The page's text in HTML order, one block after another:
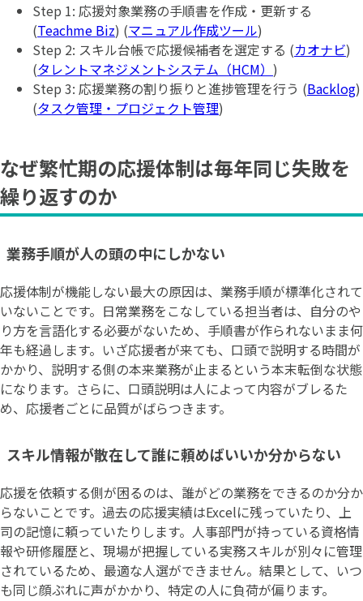
Step 1: 応援対象業務の手順書を作成・更新する
(Teachme Biz) (マニュアル作成ツール)
Step 2: スキル台帳で応援候補者を選定する (カオナビ)
(タレントマネジメントシステム（HCM） )
Step 3: 応援業務の割り振りと進捗管理を行う (Backlog)
(タスク管理・プロジェクト管理)
なぜ繁忙期の応援体制は毎年同じ失敗を
繰り返すのか
業務手順が人の頭の中にしかない
応援体制が機能しない最大の原因は、業務手順が標準化されて
いないことです。日常業務をこなしている担当者は、自分のや
り方を言語化する必要がないため、手順書が作られないまま何
年も経過します。いざ応援者が来ても、口頭で説明する時間が
かかり、説明する側の本来業務が止まるという本末転倒な状態
になります。さらに、口頭説明は人によって内容がブレるた
め、応援者ごとに品質がばらつきます。
スキル情報が散在して誰に頼めばいいか分からない
応援を依頼する側が困るのは、誰がどの業務をできるのか分か
らないことです。過去の応援実績はExcelに残っていたり、上
司の記憶に頼っていたりします。人事部門が持っている資格情
報や研修履歴と、現場が把握している実務スキルが別々に管理
されているため、最適な人選ができません。結果として、いつ
も同じ顔ぶれに声がかかり、特定の人に負荷が偏ります。